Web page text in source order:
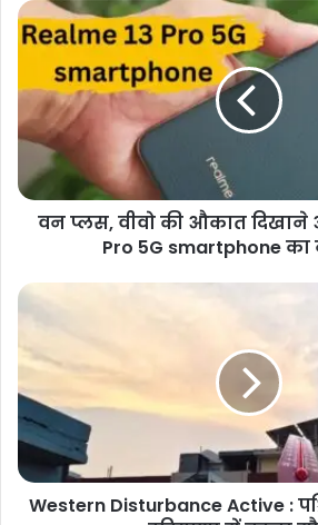
वन
प्लस,
औकात
दिखाने
रहा
Realme
smartphone
का
फोन
वन प्लस, वीवो की औकात दिखाने
Pro 5G smartphone
Western
Disturbance
:
पश्चिमी
विक्षोभ
सक्रिय
हरियाणा
में
बदला
Western Disturbance Active :